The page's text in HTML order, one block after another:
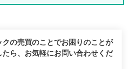
クの売買のことでお困りのことが
ら、 お気軽にお問い合わせくだ